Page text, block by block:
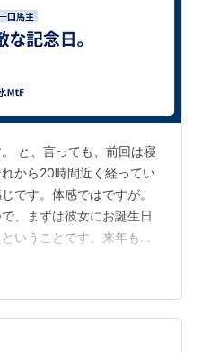
と、言っても、前回は寝
から20時間近く経ってい
です。体感ではですが。
、まずは彼女にお誕生日
いうことです。来年もま
つ目は、待ちに待ってい
ました。たぶん説明出来
が届いた、という記念日
そして最後、三つ目は、